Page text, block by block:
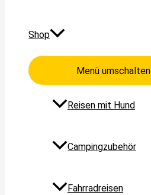
Shop
Menü umschalten
Reisen mit Hund
Campingzubehör
Fahrradreisen